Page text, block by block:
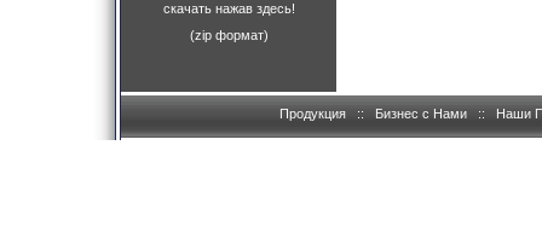
скачать нажав здесь!
(zip формат)
Продукция :: Бизнес с Нами :: Наши